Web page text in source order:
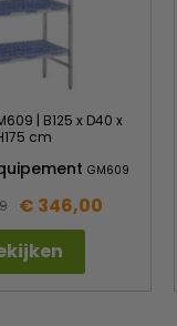
| B125 x D40 x
cm
GM609
€ 346,00